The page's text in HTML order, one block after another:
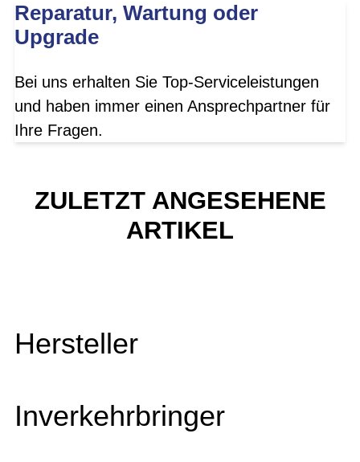
Reparatur, Wartung oder
Upgrade
Bei uns erhalten Sie Top-Serviceleistungen
und haben immer einen Ansprechpartner für
Ihre Fragen.
ZULETZT ANGESEHENE
ARTIKEL
Hersteller
Inverkehrbringer